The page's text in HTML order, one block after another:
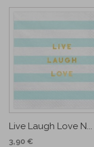
Live Laugh Love N...
3,90 €